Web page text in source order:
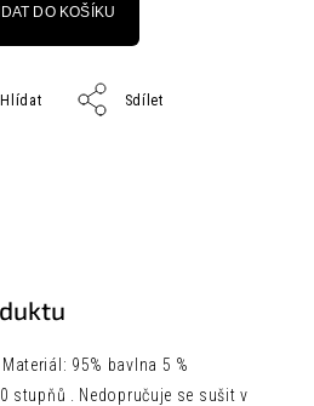
DO KOŠÍKU
Hlídat Sdílet
Materiál: 95% bavlna 5 %
stupňů . Nedopručuje se sušit v